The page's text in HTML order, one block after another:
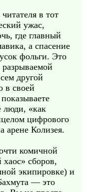
в тот
ужас,
где главный
а спасение
фольги. Это
другой
в своей
люди, «как
цифрового
арене Колизея.
комичной
сборов,
экипировке) и
— это